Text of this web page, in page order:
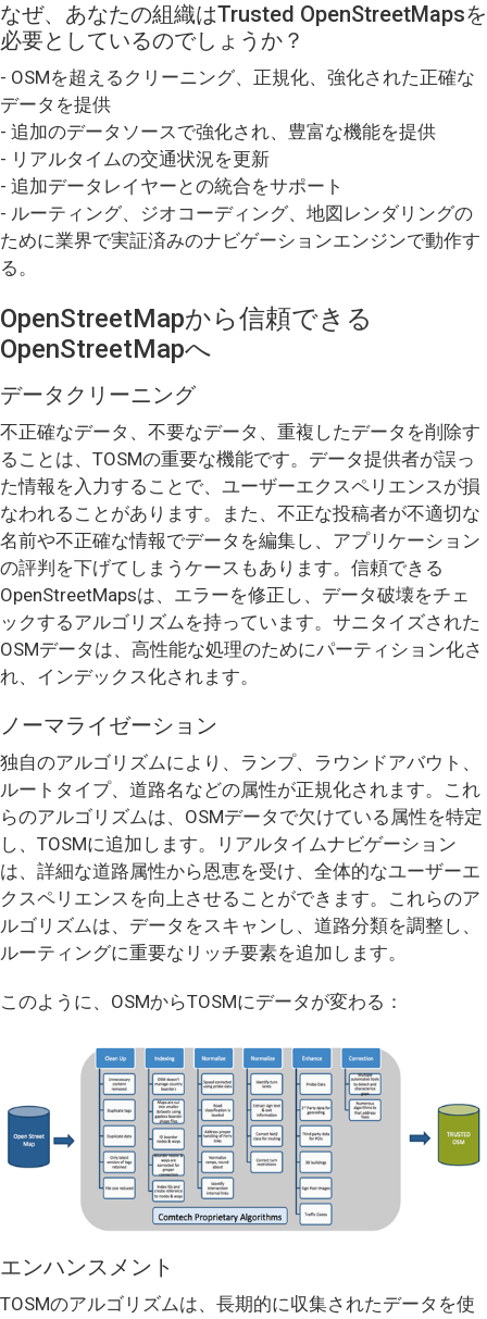
なぜ、あなたの組織はTrusted OpenStreetMapsを
必要としているのでしょうか？
- OSMを超えるクリーニング、正規化、強化された正確な
データを提供
- 追加のデータソースで強化され、豊富な機能を提供
- リアルタイムの交通状況を更新
- 追加データレイヤーとの統合をサポート
- ルーティング、ジオコーディング、地図レンダリングの
ために業界で実証済みのナビゲーションエンジンで動作す
る。
OpenStreetMapから信頼できる
OpenStreetMapへ
データクリーニング
不正確なデータ、不要なデータ、重複したデータを削除す
ることは、TOSMの重要な機能です。データ提供者が誤っ
た情報を入力することで、ユーザーエクスペリエンスが損
なわれることがあります。また、不正な投稿者が不適切な
名前や不正確な情報でデータを編集し、アプリケーション
の評判を下げてしまうケースもあります。信頼できる
OpenStreetMapsは、エラーを修正し、データ破壊をチェ
ックするアルゴリズムを持っています。サニタイズされた
OSMデータは、高性能な処理のためにパーティション化さ
れ、インデックス化されます。
ノーマライゼーション
独自のアルゴリズムにより、ランプ、ラウンドアバウト、
ルートタイプ、道路名などの属性が正規化されます。これ
らのアルゴリズムは、OSMデータで欠けている属性を特定
し、TOSMに追加します。リアルタイムナビゲーション
は、詳細な道路属性から恩恵を受け、全体的なユーザーエ
クスペリエンスを向上させることができます。これらのア
ルゴリズムは、データをスキャンし、道路分類を調整し、
ルーティングに重要なリッチ要素を追加します。
このように、OSMからTOSMにデータが変わる：
エンハンスメント
TOSMのアルゴリズムは、長期的に収集されたデータを使